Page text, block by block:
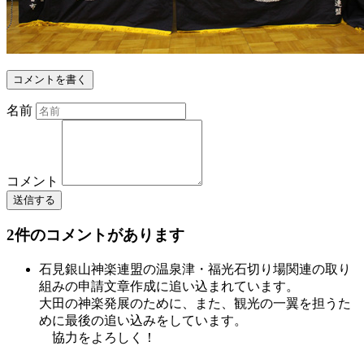
コメントを書く
名前
コメント
送信する
2件のコメントがあります
石見銀山神楽連盟の温泉津・福光石切り場関連の取り
組みの申請文章作成に追い込まれています。
大田の神楽発展のために、また、観光の一翼を担うた
めに最後の追い込みをしています。
協力をよろしく！